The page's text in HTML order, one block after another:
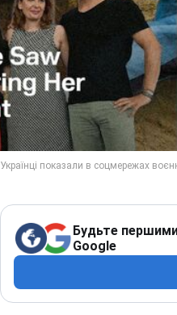
Будьте першими
Google